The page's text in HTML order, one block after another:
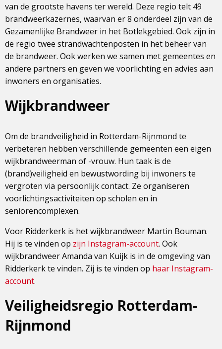
van de grootste havens ter wereld. Deze regio telt 49
brandweerkazernes, waarvan er 8 onderdeel zijn van de
Gezamenlijke Brandweer in het Botlekgebied. Ook zijn in
de regio twee strandwachtenposten in het beheer van
de brandweer. Ook werken we samen met gemeentes en
andere partners en geven we voorlichting en advies aan
inwoners en organisaties.
Wijkbrandweer
Om de brandveiligheid in Rotterdam-Rijnmond te
verbeteren hebben verschillende gemeenten een eigen
wijkbrandweerman of -vrouw. Hun taak is de
(brand)veiligheid en bewustwording bij inwoners te
vergroten via persoonlijk contact. Ze organiseren
voorlichtingsactiviteiten op scholen en in
seniorencomplexen.
Voor Ridderkerk is het wijkbrandweer Martin Bouman.
Hij is te vinden op zijn Instagram-account. Ook
wijkbrandweer Amanda van Kuijk is in de omgeving van
Ridderkerk te vinden. Zij is te vinden op haar Instagram-
account.
Veiligheidsregio Rotterdam-
Rijnmond